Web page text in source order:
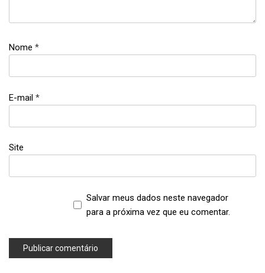
,
investimentos
financeira
,
Nome *
E-mail *
Site
Salvar meus dados neste navegador
para a próxima vez que eu comentar.